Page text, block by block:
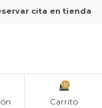
cita en tienda
0
Carrito